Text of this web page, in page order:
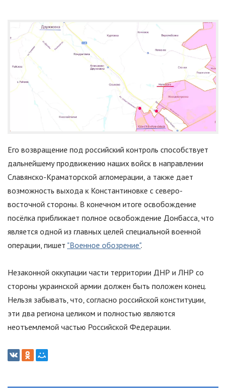
Его возвращение под российский контроль способствует
дальнейшему продвижению наших войск в направлении
Славянско-Краматорской агломерации, а также дает
возможность выхода к Константиновке с северо-
восточной стороны. В конечном итоге освобождение
посёлка приближает полное освобождение Донбасса, что
является одной из главных целей специальной военной
операции, пишет "Военное обозрение".
Незаконной оккупации части территории ДНР и ЛНР со
стороны украинской армии должен быть положен конец.
Нельзя забывать, что, согласно российской конституции,
эти два региона целиком и полностью являются
неотъемлемой частью Российской Федерации.